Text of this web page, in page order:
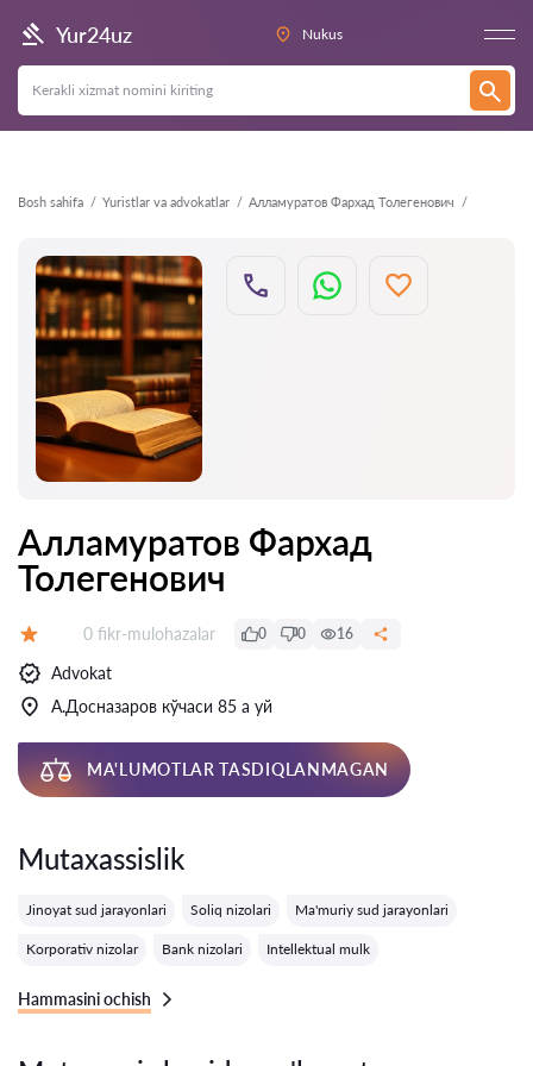
Yur24uz Nukus
Bosh sahifa Yuristlar va advokatlar Алламуратов Фархад Толегенович
Orqaga
Алламуратов Фархад
Толегенович
Fikrlar:
0 fikr-mulohazalar 0 0 16
Advokat
А.Досназаров кўчаси 85 а уй
MA'LUMOTLAR TASDIQLANMAGAN
Mutaxassislik
Jinoyat sud jarayonlari Soliq nizolari Ma'muriy sud jarayonlari
Korporativ nizolar Bank nizolari Intellektual mulk
Hammasini ochish